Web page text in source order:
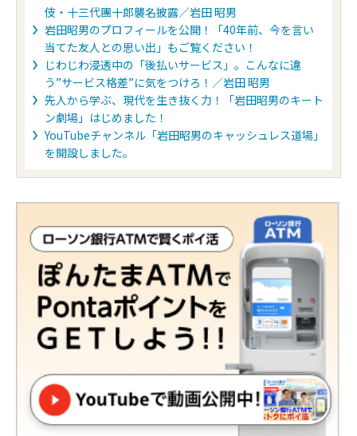
伎・十三代團十郎襲名披露／岩田 昭男
岩田昭男のプロフィールを公開！「40年前、今を言い
当てた友人との思い出」もご覧ください！
じわじわ浸透中の「後払いサービス」。こんなに違
う”サービス格差”に気をつけろ！／岩田 昭男
先人から学ぶ、現代を生き抜く力！「岩田昭男のキート
ン劇場」はじめました！
YouTubeチャンネル「岩田昭男のキャッシュレス道場」
を開設しました。